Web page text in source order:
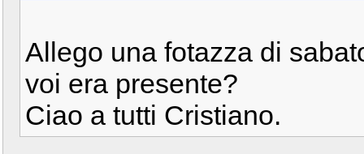
Allego una fotazza di
voi era presente?
Ciao a tutti Cristiano.